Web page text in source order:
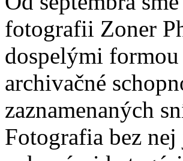
fotografii Zoner
dospelými
archivačné
zaznamenaných
Fotografia bez nej